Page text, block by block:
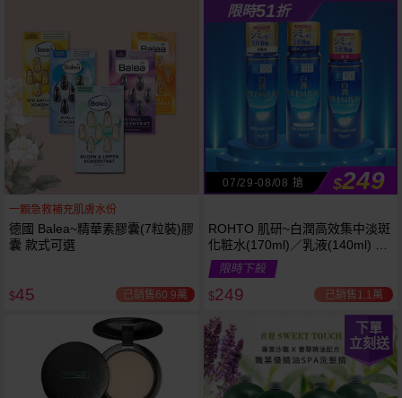
一顆急救補充肌膚水份
德國 Balea~精華素膠囊(7粒裝)膠
囊 款式可選
$45 已銷售60.9萬
限時51折
07/29-08/08 搶 $249
ROHTO 肌研~白潤高效集中淡斑
化粧水(170ml)／乳液(140ml) 款
式可選
限時下殺
$249 已銷售1.1萬
下單
立刻送